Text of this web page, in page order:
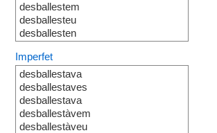
desballestem
desballesteu
desballesten
Imperfet
desballestava
desballestaves
desballestava
desballestàvem
desballestàveu